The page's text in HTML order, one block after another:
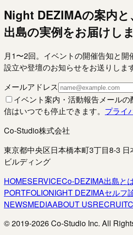
Night DEZIMAの案内と、
出島の実例をお届けしま
月1〜2回。イベントの開催告知と
設立や登壇のお知らせをお送りします
メールアドレス
イベント案内・活動報告メール
信はいつでも停止できます。 プライ
Co-Studio株式会社
東京都中央区日本橋本町3丁目8-3
ビルディング
HOMESERVICECo-DEZIMA出島と
PORTFOLIONIGHT DEZIMAセルフ
NEWSMEDIAABOUT USRECRUIT
© 2019-2026Co-Studio Inc. All